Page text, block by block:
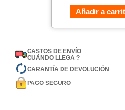
Añadir a
GASTOS DE ENVÍO
CUÁNDO LLEGA ?
GARANTÍA DE DEVOLUCIÓN
PAGO SEGURO